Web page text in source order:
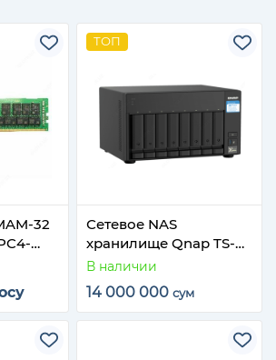
32
ТОП
Сетевое NAS
хранилище Qnap TS-
832PX
В наличии
14 000 000 сум